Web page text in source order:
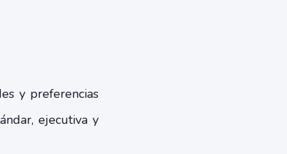
y preferencias
ejecutiva y